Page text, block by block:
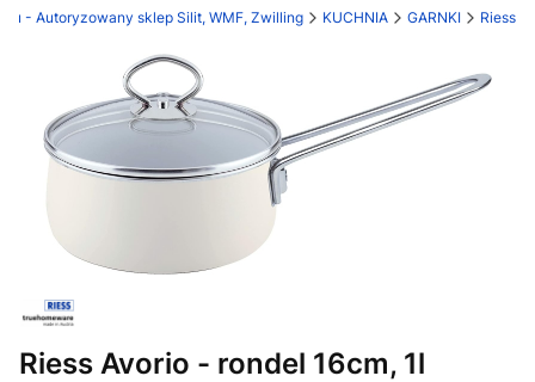
- Autoryzowany sklep Silit, WMF, Zwilling KUCHNIA GARNKI Riess
Riess Avorio - rondel 16cm, 1l